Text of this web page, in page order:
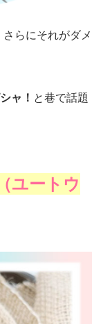
らにそれがダメ
ャ！ と巷で話題
ユートウ